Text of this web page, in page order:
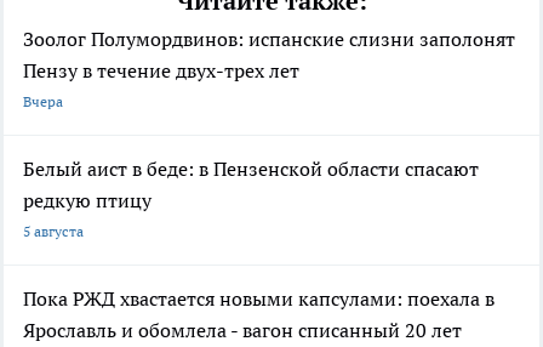
Зоолог Полумордвинов: испанские слизни заполонят
Пензу в течение двух-трех лет
Вчера
Белый аист в беде: в Пензенской области спасают
редкую птицу
5 августа
Пока РЖД хвастается новыми капсулами: поехала в
Ярославль и обомлела - вагон списанный 20 лет